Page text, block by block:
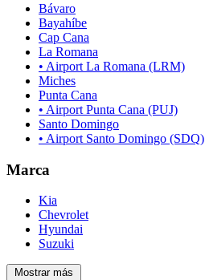
Bávaro
Bayahíbe
Cap Cana
La Romana
• Airport La Romana (LRM)
Miches
Punta Cana
• Airport Punta Cana (PUJ)
Santo Domingo
• Airport Santo Domingo (SDQ)
Marca
Kia
Chevrolet
Hyundai
Suzuki
Mostrar más